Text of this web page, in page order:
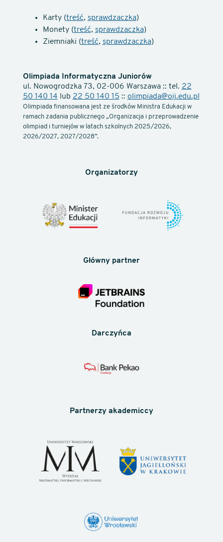
Karty (treść, sprawdzaczka)
Monety (treść, sprawdzaczka)
Ziemniaki (treść, sprawdzaczka)
Olimpiada Informatyczna Juniorów
ul. Nowogrodzka 73, 02-006 Warszawa :: tel. 22
50 140 14 lub 22 50 140 15 :: olimpiada@oij.edu.pl
Olimpiada finansowana jest ze środków Ministra Edukacji w
ramach zadania publicznego „Organizacja i przeprowadzenie
olimpiad i turniejów w latach szkolnych 2025/2026,
2026/2027, 2027/2028”.
Organizatorzy
Główny partner
Darczyńca
Partnerzy akademiccy